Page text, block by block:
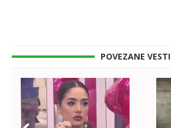
POVEZANE VESTI